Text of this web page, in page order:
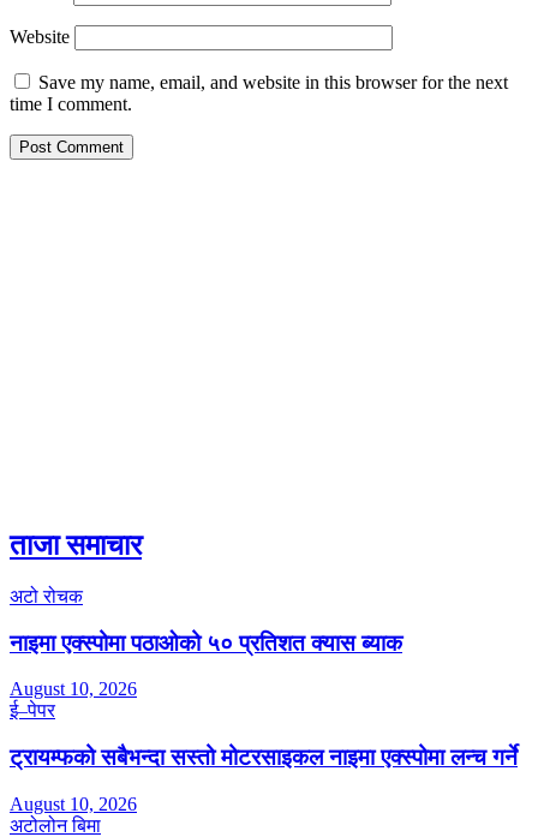
Website
Save my name, email, and website in this browser for the next
time I comment.
ताजा समाचार
अटो रोचक
नाइमा एक्स्पोमा पठाओको ५० प्रतिशत क्यास ब्याक
August 10, 2026
ई–पेपर
ट्रायम्फको सबैभन्दा सस्तो मोटरसाइकल नाइमा एक्स्पोमा लन्च गर्ने
August 10, 2026
अटोलोन बिमा